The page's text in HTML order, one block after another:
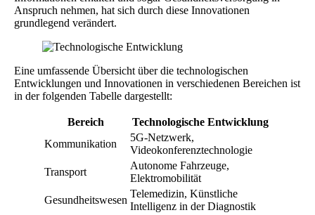
Anspruch nehmen, hat sich durch diese Innovationen
grundlegend verändert.
Eine umfassende Übersicht über die technologischen
Entwicklungen und Innovationen in verschiedenen Bereichen ist
in der folgenden Tabelle dargestellt:
Bereich
Technologische Entwicklung
Kommunikation
5G-Netzwerk,
Videokonferenztechnologie
Transport
Autonome Fahrzeuge,
Elektromobilität
Gesundheitswesen
Telemedizin, Künstliche
Intelligenz in der Diagnostik